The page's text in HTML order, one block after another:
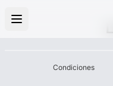
Condiciones